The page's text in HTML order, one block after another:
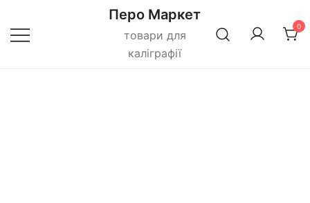
до
вмісту
Перо Маркет
товари для
каліграфії
0